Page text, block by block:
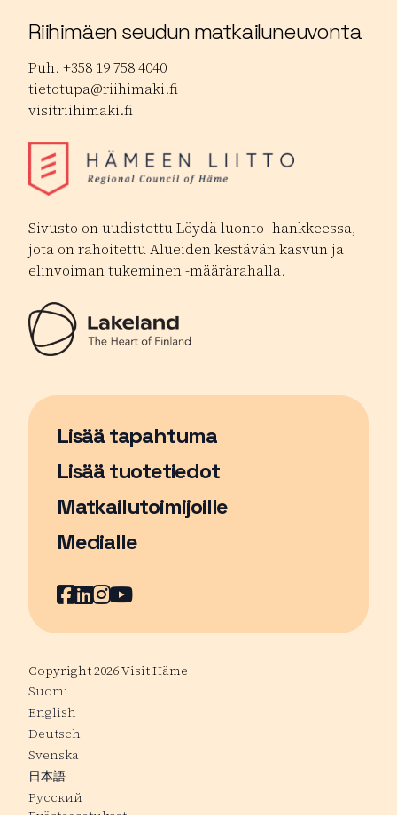
Riihimäen seudun matkailuneuvonta
Puh. +358 19 758 4040
tietotupa@riihimaki.fi
visitriihimaki.fi
Sivusto on uudistettu Löydä luonto -hankkeessa,
jota on rahoitettu Alueiden kestävän kasvun ja
elinvoiman tukeminen -määrärahalla.
Lisää tapahtuma
Sivu avautuu uudessa ikkunassa
Lisää tuotetiedot
Matkailutoimijoille
Medialle
Facebook
Sivu avautuu uudessa ikkunassa
LinkedIn
Sivu avautuu uudessa ikkunassa
Instagram
Sivu avautuu uudessa
YouTube
Sivu avautuu uudessa
Copyright 2026 Visit Häme
Suomi
English
Deutsch
Svenska
日本語
Русский